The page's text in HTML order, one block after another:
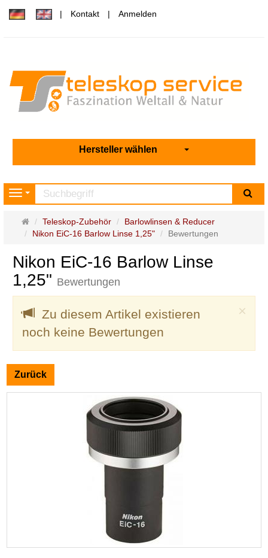
Kontakt Anmelden
Hersteller wählen
Navigation
Startseite
Teleskop-Zubehör
Barlowlinsen & Reducer
Nikon EiC-16 Barlow Linse 1,25"
Bewertungen
Nikon EiC-16 Barlow Linse
1,25" Bewertungen
×
Zu diesem Artikel existieren
noch keine Bewertungen
Zurück